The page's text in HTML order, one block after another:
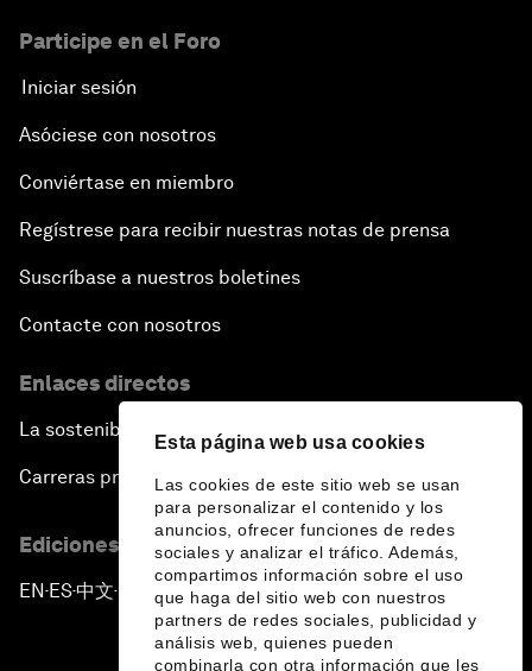
Esta página web usa cookies
Las cookies de este sitio web se usan
para personalizar el contenido y los
anuncios, ofrecer funciones de redes
sociales y analizar el tráfico. Además,
compartimos información sobre el uso
que haga del sitio web con nuestros
partners de redes sociales, publicidad y
análisis web, quienes pueden
combinarla con otra información que les
Participe en el Foro
Iniciar sesión
Asóciese con nosotros
Conviértase en miembro
Regístrese para recibir nuestras notas de prensa
Suscríbase a nuestros boletines
Contacte con nosotros
Enlaces directos
La sostenibilidad en el Foro
Carreras profesionales
Ediciones en otros idiomas
EN ▪ES▪中文▪ 日本語